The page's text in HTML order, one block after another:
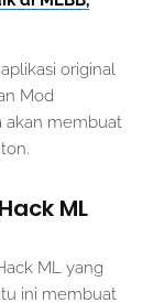
original
Mod
akan membuat
ML
ML yang
ini membuat